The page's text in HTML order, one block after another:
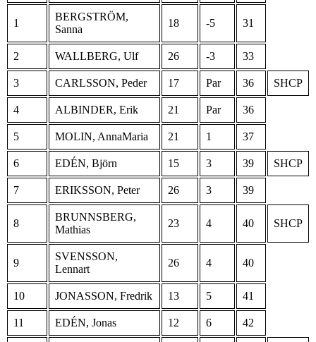
1
BERGSTRÖM,
Sanna
18 -5 31
2 WALLBERG, Ulf 26 -3 33
3 CARLSSON, Peder 17 Par 36 SHCP
4 ALBINDER, Erik 21 Par 36
5 MOLIN, AnnaMaria 21 1 37
6 EDÉN, Björn 15 3 39 SHCP
7 ERIKSSON, Peter 26 3 39
8
BRUNNSBERG,
Mathias
23 4 40 SHCP
9
SVENSSON,
Lennart
26 4 40
10 JONASSON, Fredrik 13 5 41
11 EDÉN, Jonas 12 6 42